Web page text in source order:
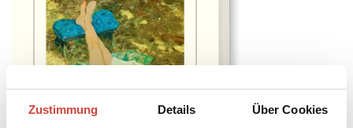
Zustimmung Details Über Cookies